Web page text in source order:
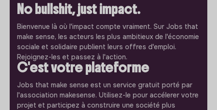
No bullshit, just impact.
Bienvenue là où l'impact compte vraiment. Sur Jobs that
make sense, les acteurs les plus ambitieux de l'économie
sociale et solidaire publient leurs offres d'emploi.
Rejoignez-les et passez à l'action.
C'est votre plateforme
Jobs that make sense est un service gratuit porté par
l'association makesense. Utilisez-le pour accélerer votre
projet et participez à construire une société plus